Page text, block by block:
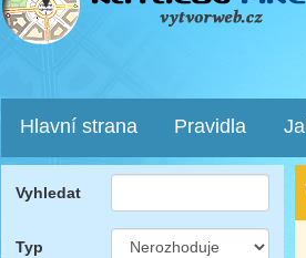
Hlavní strana Pravidla
Vyhledat
Typ